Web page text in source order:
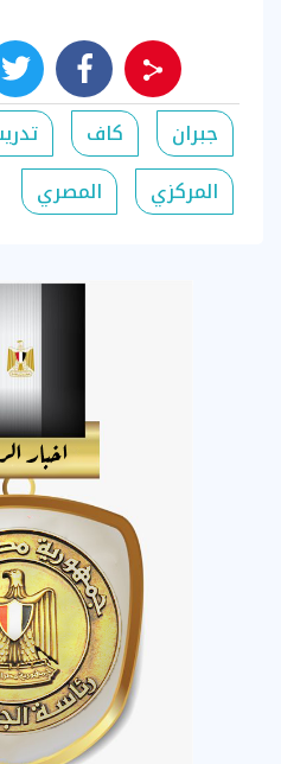
جبران كاف
المركزي
المصري